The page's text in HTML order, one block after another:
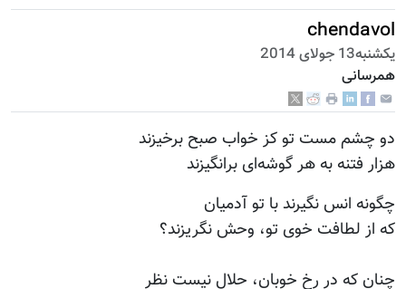
chendavol
يكشنبه13 جولای 2014
همرسانی
دو چشم مست تو کز خواب صبح برخیزند
هزار فتنه به هر گوشه‌ای برانگیزند
چگونه انس نگیرند با تو آدمیان
که از لطافت خوی تو، وحش نگریزند؟
چنان که در رخ خوبان، حلال نیست نظر